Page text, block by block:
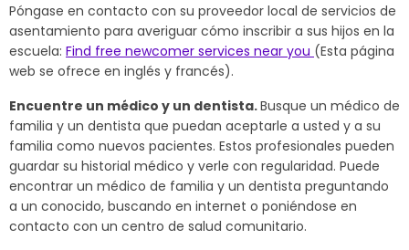
Póngase en contacto con su proveedor local de servicios de
asentamiento para averiguar cómo inscribir a sus hijos en la
escuela: Find free newcomer services near you (Esta página
web se ofrece en inglés y francés).
Encuentre un médico y un dentista.Busque un médico de
familia y un dentista que puedan aceptarle a usted y a su
familia como nuevos pacientes. Estos profesionales pueden
guardar su historial médico y verle con regularidad. Puede
encontrar un médico de familia y un dentista preguntando
a un conocido, buscando en internet o poniéndose en
contacto con un centro de salud comunitario.